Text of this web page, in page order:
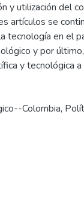
y utilización del
artículos se
tecnología en el
y por
y tecnológica a
Colombia,